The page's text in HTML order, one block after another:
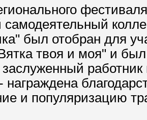
самодеятельный
был отобран для
твоя и моя" и
заслуженный
награждена
и популяризацию